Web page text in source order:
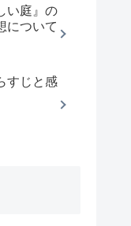
い庭』の
について
すじと感